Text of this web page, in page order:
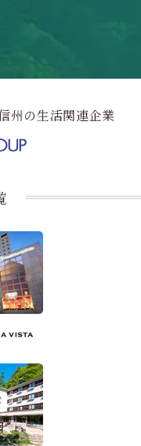
州の生活関連企業